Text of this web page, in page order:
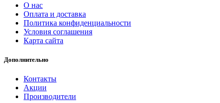
О нас
Оплата и доставка
Политика конфиденциальности
Условия соглашения
Карта сайта
Дополнительно
Контакты
Акции
Производители